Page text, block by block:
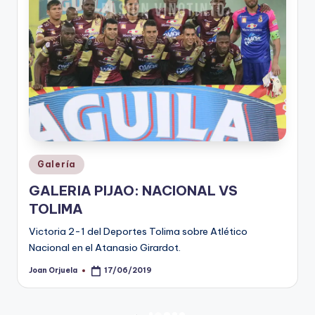
Publicado
en
Galería
GALERIA PIJAO: NACIONAL VS
TOLIMA
Victoria 2-1 del Deportes Tolima sobre Atlético
Nacional en el Atanasio Girardot.
Publicado
Joan Orjuela 17/06/2019